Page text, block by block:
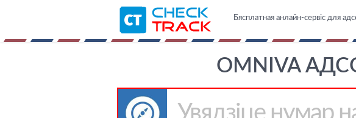
Бясплатная анлайн-сервіс для
OMNIVA